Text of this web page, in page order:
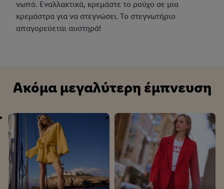
νωπό. Εναλλακτικά, κρεμάστε το ρούχο σε μια
κρεμάστρα για να στεγνώσει. Το στεγνωτήριο
απαγορεύεται αυστηρά!
Ακόμα μεγαλύτερη έμπνευση
δεδομένων και το δικαίωμά σας να ανακαλέσετε τη
συγκατάθεσή σας ανά πάσα στιγμή με ισχύ για το μέλλον,
μπορείτε να βρείτε στηνπολιτική απορρήτου